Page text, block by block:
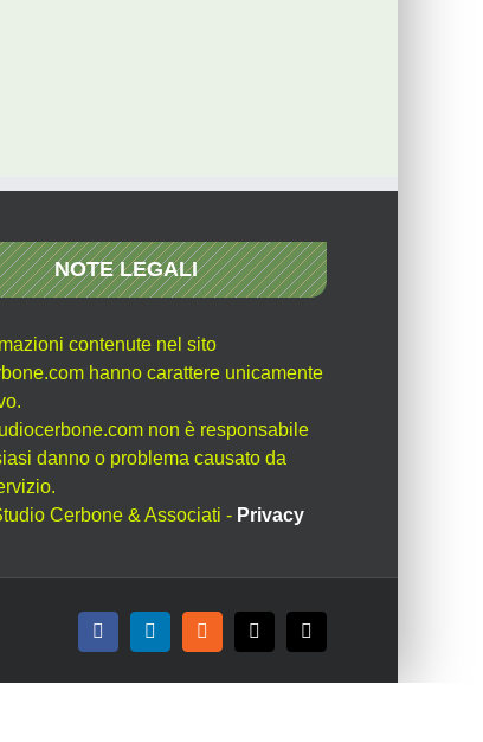
NOTE LEGALI
contenute nel sito
hanno carattere unicamente
non è responsabile
danno o problema causato da
Cerbone & Associati - Privacy
FacebookLinkedInRss X Email